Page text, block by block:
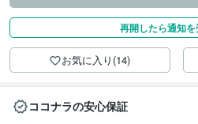
再開したら通知
お気に入り(14)
ココナラの安心保証